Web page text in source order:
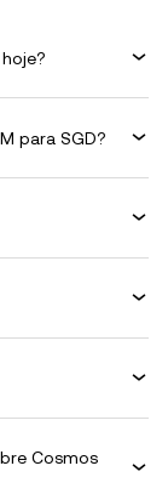
para SGD?
Cosmos